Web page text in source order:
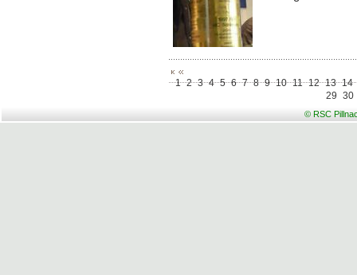
1 2 3 4 5 6 7 8 9 10 11 12 13
14
29 30
© RSC